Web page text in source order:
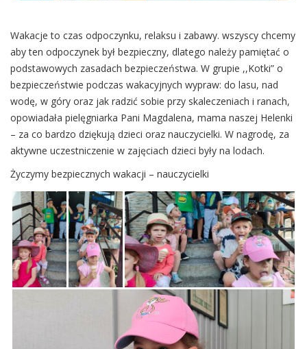
Wakacje to czas odpoczynku, relaksu i zabawy. wszyscy chcemy
aby ten odpoczynek był bezpieczny, dlatego należy pamiętać o
podstawowych zasadach bezpieczeństwa. W grupie ,,Kotki” o
bezpieczeństwie podczas wakacyjnych wypraw: do lasu, nad
wodę, w góry oraz jak radzić sobie przy skaleczeniach i ranach,
opowiadała pielęgniarka Pani Magdalena, mama naszej Helenki
– za co bardzo dziękują dzieci oraz nauczycielki. W nagrodę, za
aktywne uczestniczenie w zajęciach dzieci były na lodach.
Życzymy bezpiecznych wakacji – nauczycielki